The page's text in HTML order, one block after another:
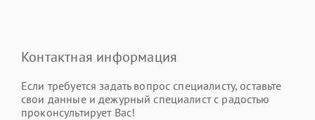
Контактная информация
Если требуется задать вопрос специалисту, оставьте
свои данные и дежурный специалист с радостью
проконсультирует Вас!